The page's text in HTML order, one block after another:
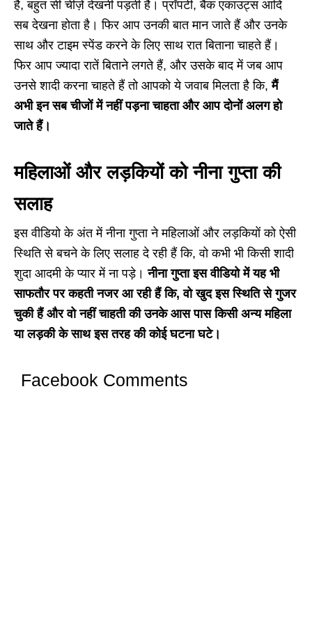
है, बहुत सी चीज़ें देखनी पड़ती है। प्रॉपर्टी, बैंक एकाउंट्स आदि
सब देखना होता है। फिर आप उनकी बात मान जाते हैं और उनके
साथ और टाइम स्पेंड करने के लिए साथ रात बिताना चाहते हैं।
फिर आप ज्यादा रातें बिताने लगते हैं, और उसके बाद में जब आप
उनसे शादी करना चाहते हैं तो आपको ये जवाब मिलता है कि,मैं
अभी इन सब चीजों में नहीं पड़ना चाहता और आप दोनों अलग हो
जाते हैं।
महिलाओं और लड़कियों को नीना गुप्ता की
सलाह
इस वीडियो के अंत में नीना गुप्ता ने महिलाओं और लड़कियों को ऐसी
स्थिति से बचने के लिए सलाह दे रही हैं कि, वो कभी भी किसी शादी
शुदा आदमी के प्यार में ना पड़े। नीना गुप्ता इस वीडियो में यह भी
साफतौर पर कहती नजर आ रही हैं कि, वो खुद इस स्थिति से गुजर
चुकी हैं और वो नहीं चाहती की उनके आस पास किसी अन्य महिला
या लड़की के साथ इस तरह की कोई घटना घटे।
Facebook Comments